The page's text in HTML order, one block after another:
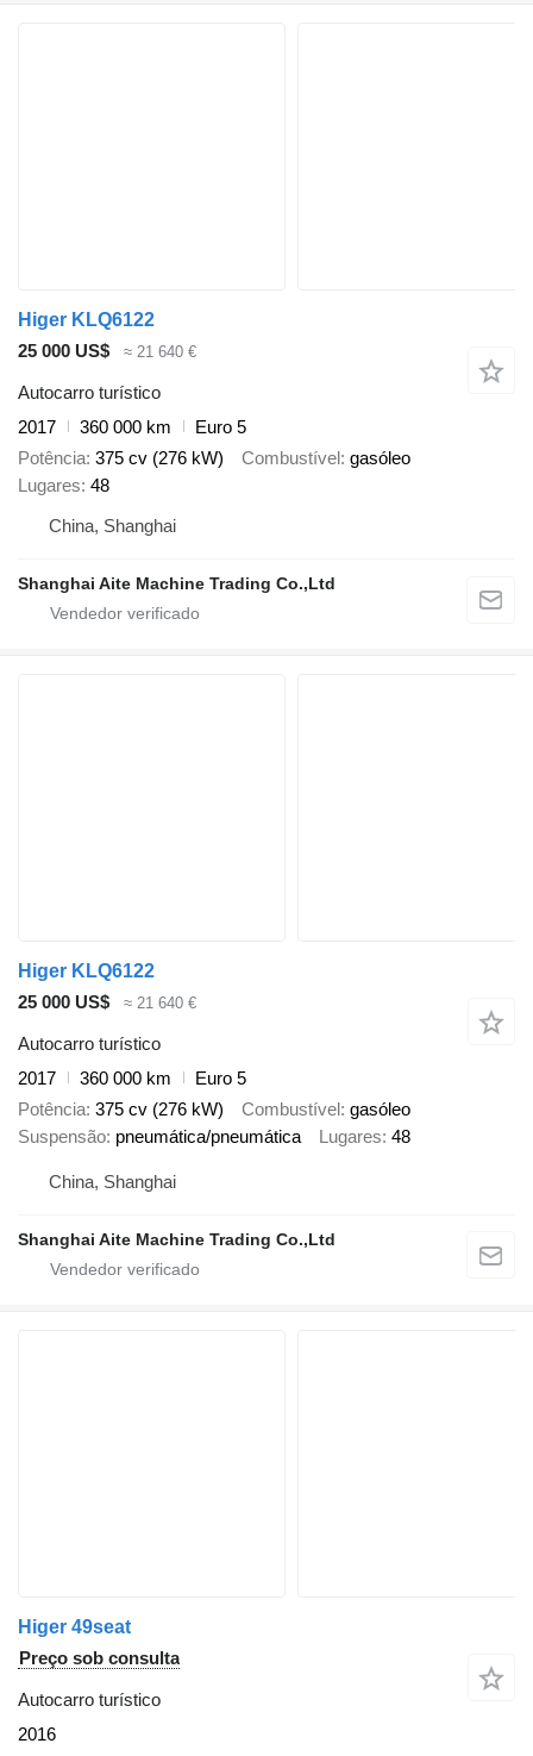
Higer KLQ6122
25 000 US$
≈ 21 640 €
Autocarro turístico
2017
360 000 km
Euro 5
Potência 375 cv (276 kW) Combustível gasóleo
Lugares 48
China, Shanghai
Shanghai Aite Machine Trading Co.,Ltd
Higer KLQ6122
25 000 US$
≈ 21 640 €
Autocarro turístico
2017
360 000 km
Euro 5
Potência 375 cv (276 kW) Combustível gasóleo
Suspensão pneumática/pneumática Lugares 48
China, Shanghai
Shanghai Aite Machine Trading Co.,Ltd
Higer 49seat
Preço sob consulta
Autocarro turístico
2016